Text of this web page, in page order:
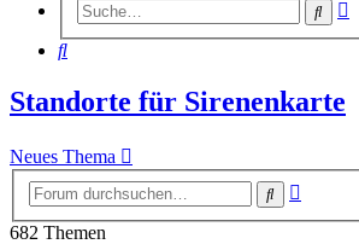
Suche
Suche
Standorte für Sirenenkarte
Neues Thema
Suche
682 Themen